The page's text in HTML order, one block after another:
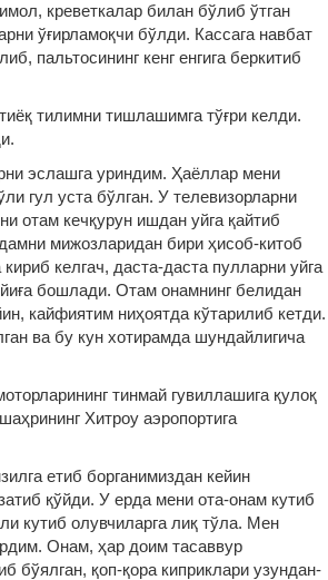
креветкалар билан бўлиб ўтган
ўғирламоқчи бўлди. Кассага навбат
пальтосининг кенг енгига беркитиб
тилимни тишлашимга тўғри келди.
эслашга уриндим. Ҳаёллар мени
гул уста бўлган. У телевизорларни
отам кечқурун ишдан уйга қайтиб
мижозларидан бири ҳисоб-китоб
келгач, даста-даста пулларни уйга
бошлади. Отам онамнинг белидан
кайфиятим ниҳоятда кўтарилиб кетди.
ва бу кун хотирамда шундайлигича
тинмай гувиллашига қулоқ
Хитроу аэропортига
етиб борганимиздан кейин
қўйди. У ерда мени ота-онам кутиб
кутиб олувчиларга лиқ тўла. Мен
Онам, ҳар доим тасаввур
бўялган, қоп-қора киприклари узундан-